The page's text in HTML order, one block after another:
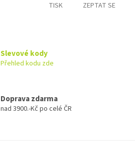
TISK ZEPTAT SE
Slevové kody
Přehled kodu zde
Doprava zdarma
nad 3900.-Kč po celé ČR